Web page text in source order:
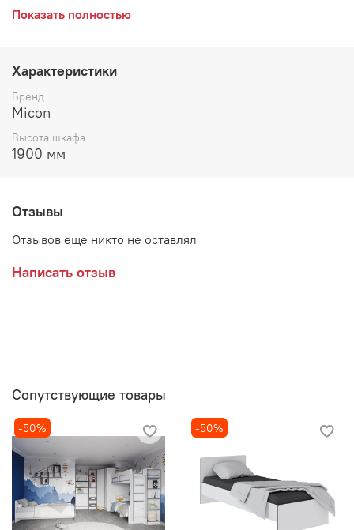
длина 750 мм
высота 1900 мм
Цвет:
ЛДСП Белый с тиснением "Древесные поры" / ЛДСП
Графит Серый
Показать полностью
Характеристики
Бренд
Micon
Высота шкафа
1900 мм
Отзывы
Отзывов еще никто не оставлял
Написать отзыв
Сопутствующие товары
-50% -50%